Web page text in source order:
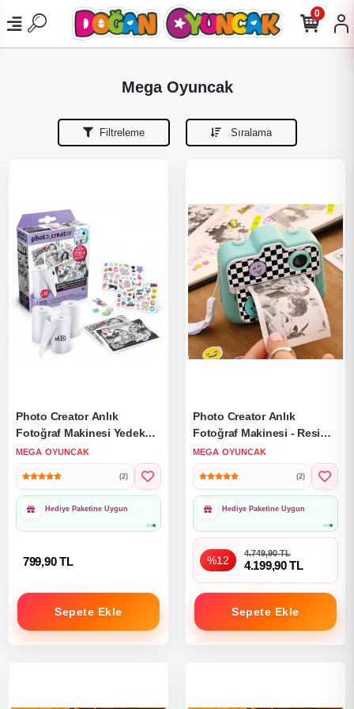
0
Mega Oyuncak
Filtreleme Sıralama
Photo Creator Anlık
Fotoğraf Makinesi Yedek
Paket - Resim Çıkartan
Fotoğraf Makinesi Yedek
Filmi Fotoğraf Filmi
MEGA OYUNCAK
(2)
1000₺ Üzeri Ücretsiz
Kargo
799,90 TL
Sepete Ekle
Photo Creator Anlık
Fotoğraf Makinesi - Resim
Çıkartan Fotoğraf Makinesi
Çocuklar İçin Oyuncak
Fotoğraf Makinesi
MEGA OYUNCAK
(2)
1000₺ Üzeri Ücretsiz
Kargo
%12
4.749,90 TL
4.199,90 TL
Sepete Ekle